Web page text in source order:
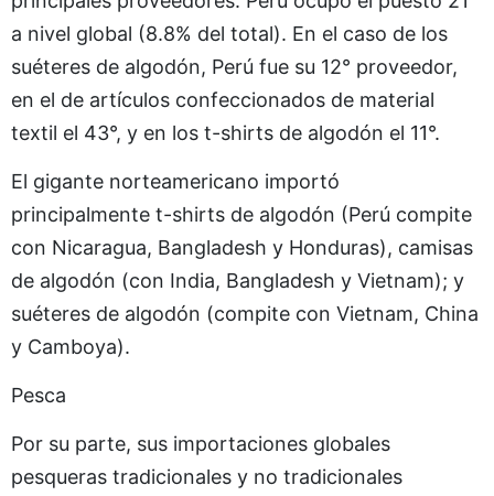
a nivel global (8.8% del total). En el caso de los
suéteres de algodón, Perú fue su 12° proveedor,
en el de artículos confeccionados de material
textil el 43°, y en los t-shirts de algodón el 11°.
El gigante norteamericano importó
principalmente t-shirts de algodón (Perú compite
con Nicaragua, Bangladesh y Honduras), camisas
de algodón (con India, Bangladesh y Vietnam); y
suéteres de algodón (compite con Vietnam, China
y Camboya).
Pesca
Por su parte, sus importaciones globales
pesqueras tradicionales y no tradicionales